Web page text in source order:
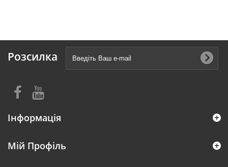
Розсилка
Інформація
Мій Профіль